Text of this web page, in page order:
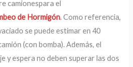
camionespara el
de Hormigón. Como referencia,
se puede estimar en 40
(con bomba). Además, el
y espera no deben superar las dos